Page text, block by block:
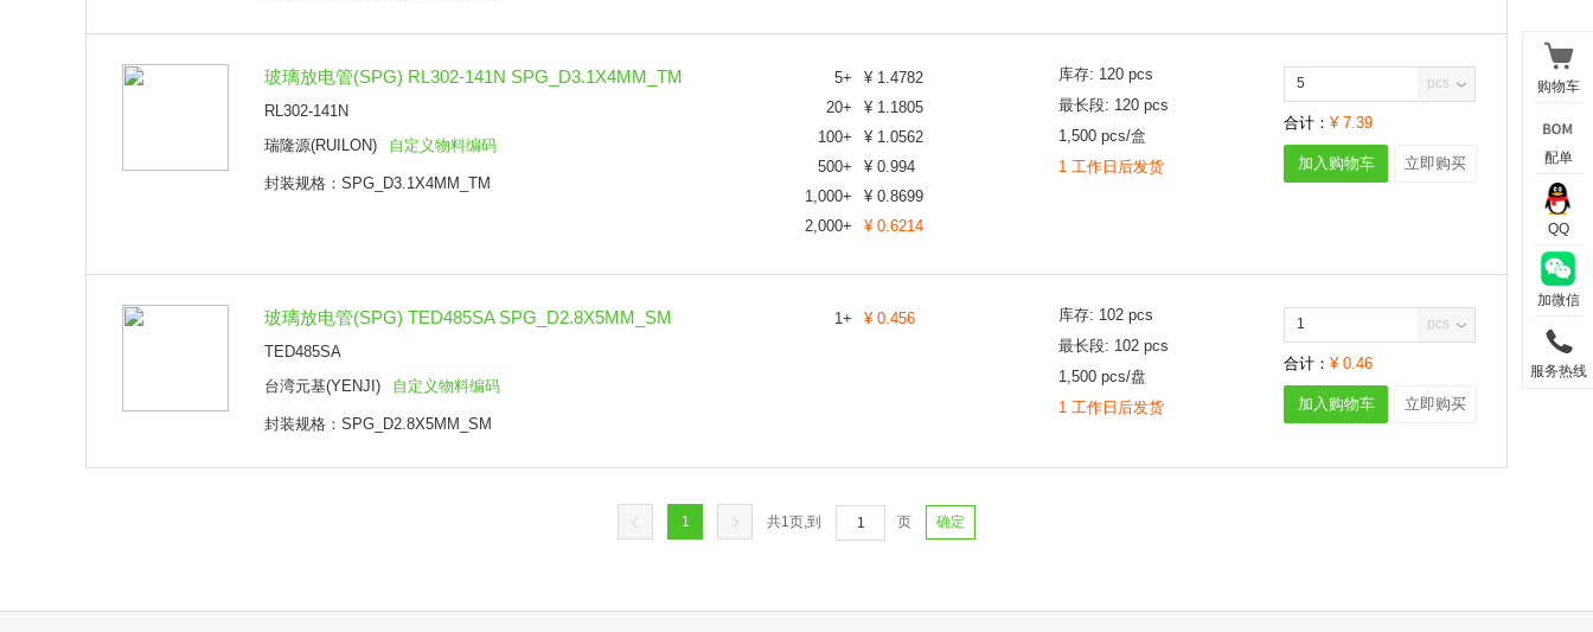
玻璃放电管(SPG) RL302-141N SPG_D3.1X4MM_TM
RL302-141N
瑞隆源(RUILON)
自定义物料编码
封装规格：SPG_D3.1X4MM_TM
5+ ¥ 1.4782
20+ ¥ 1.1805
100+ ¥ 1.0562
500+ ¥ 0.994
1,000+ ¥ 0.8699
2,000+ ¥ 0.6214
库存: 120 pcs
最长段: 120 pcs
1,500 pcs/盒
1 工作日后发货
pcs
合计： ¥ 7.39
加入购物车 立即购买
玻璃放电管(SPG) TED485SA SPG_D2.8X5MM_SM
TED485SA
台湾元基(YENJI)
自定义物料编码
封装规格：SPG_D2.8X5MM_SM
1+ ¥ 0.456 库存: 102 pcs
最长段: 102 pcs
1,500 pcs/盘
1 工作日后发货
pcs
合计： ¥ 0.46
加入购物车 立即购买
1 共1页,到 页 确定
购物车
配单
QQ
加微信
服务热线